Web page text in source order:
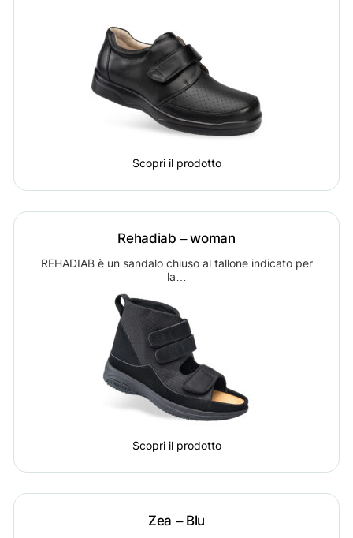
Scopri il prodotto
Rehadiab – woman
REHADIAB è un sandalo chiuso al tallone indicato per
la…
Scopri il prodotto
Zea – Blu